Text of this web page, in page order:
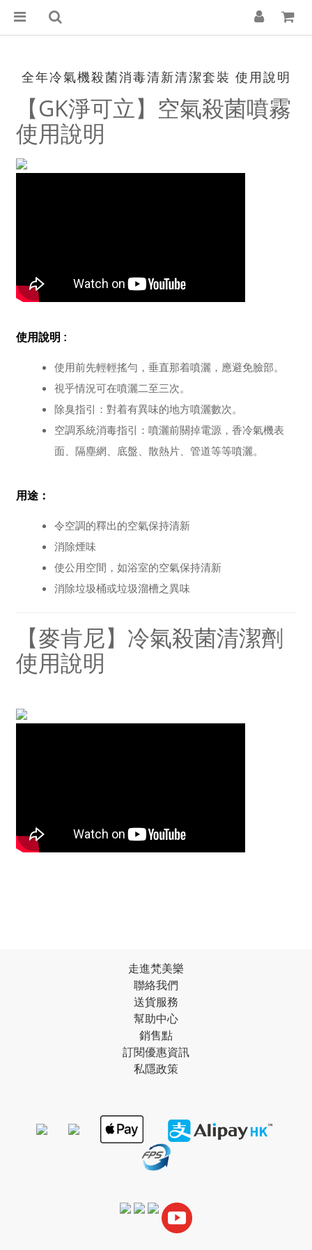
全年冷氣機殺菌消毒清新清潔套裝 使用說明
【GK淨可立】空氣殺菌噴霧
使用說明
使用說明 :
使用前先輕輕搖勻，垂直那着噴灑，應避免臉部。
視乎情況可在噴灑二至三次。
除臭指引：對着有異味的地方噴灑數次。
空調系統消毒指引：噴灑前關掉電源，香冷氣機表
面、隔塵網、底盤、散熱片、管道等等噴灑。
用途：
令空調的釋出的空氣保持清新
消除煙味
使公用空間，如浴室的空氣保持清新
消除垃圾桶或垃圾溜槽之異味
【麥肯尼】冷氣殺菌清潔劑
使用說明
走進梵美樂
聯絡我們
送貨服務
幫助中心
銷售點
訂閱優惠資訊
私隱政策